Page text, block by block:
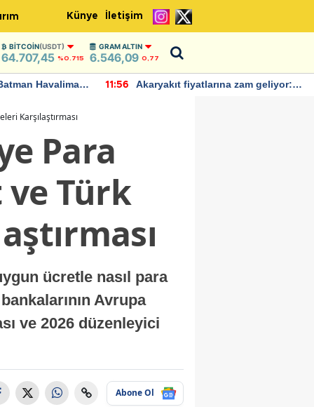
Künye İletişim
BITCOIN(USDT)
64.707,45 %0.715
GRAM ALTIN
6.546,09 0,77
Havalimanı
11:56
Akaryakıt fiyatlarına zam geliyor:
Karşılaştırması
Para
ve Türk
ücretle nasıl para
Avrupa
ve 2026 düzenleyici
Abone Ol